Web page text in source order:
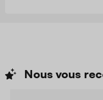
Nous vous